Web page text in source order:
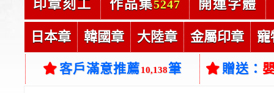
印章刻工 作品集5247 開運字體
日本章 韓國章 大陸章 金屬印章 寵
客戶滿意推薦10,138筆 贈送：